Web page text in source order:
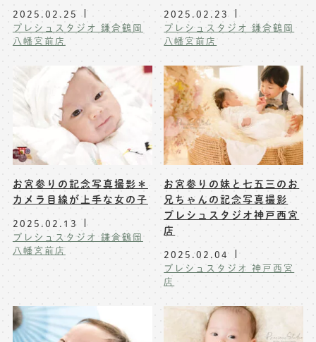
無料会員登録はこちら
2025.02.25
プレシュスタジオ 鎌倉鶴岡
八幡宮前店
2025.02.23
プレシュスタジオ 鎌倉鶴岡
八幡宮前店
お宮参りの記念写真撮影＊
カメラ目線が上手な女の子
2025.02.13
プレシュスタジオ 鎌倉鶴岡
八幡宮前店
お宮参りの妹と七五三のお
兄ちゃんの記念写真撮影
プレシュスタジオ神戸西宮
店
2025.02.04
プレシュスタジオ 神戸西宮
店